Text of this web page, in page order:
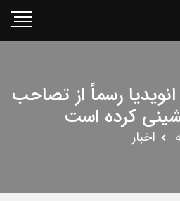
رسماً از تصاحب
کرده است
اخبار